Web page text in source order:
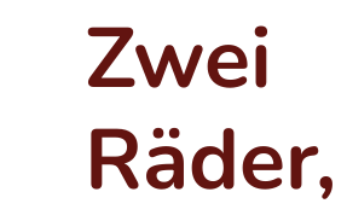
Zwei
Räder,